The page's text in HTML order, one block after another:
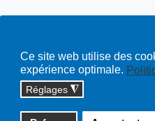
Ce site web utilise des
expérience optimale.
Réglages ◮
Copyright © 2026